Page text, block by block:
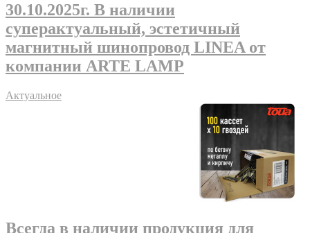
30.10.2025г. В наличии
суперактуальный, эстетичный
магнитный шинопровод LINEA от
компании ARTE LAMP
Актуальное
Всегда в наличии продукция для